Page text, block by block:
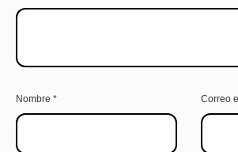
Nombre * Correo